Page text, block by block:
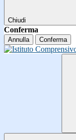
Chiudi
Conferma
Annulla Conferma